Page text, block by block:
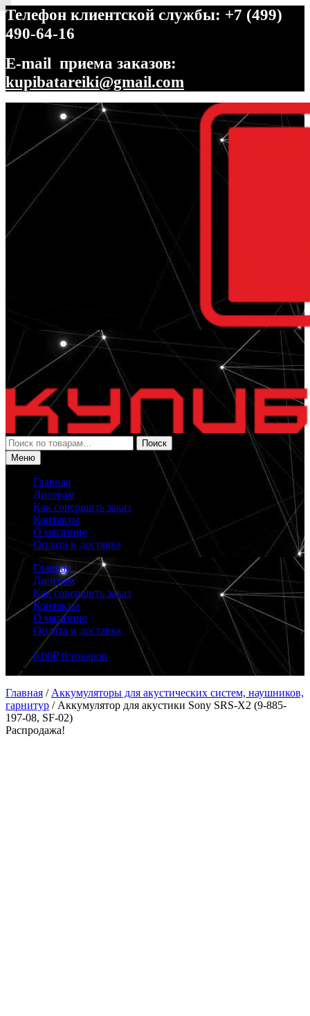
Телефон клиентской службы: +7 (499)
490-64-16
E-mail приема заказов:
kupibatareiki@gmail.com
Перейти
навигации
Перейти
содержимому
Искать:
Поиск
Меню
Главная
Дилерам
Как совершить заказ
Контакты
О магазине
Оплата и доставка
Главная
Дилерам
Как совершить заказ
Контакты
О магазине
Оплата и доставка
0.00₽ 0 товаров
Главная / Аккумуляторы для акустических систем, наушников,
гарнитур / Аккумулятор для акустики Sony SRS-X2 (9-885-
197-08, SF-02)
Распродажа!